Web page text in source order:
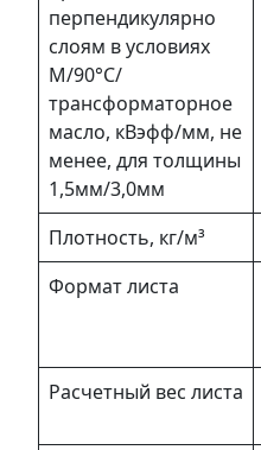
перпендикулярно
слоям в условиях
М/90°C/
трансформаторное
масло, кВэфф/мм, не
менее, для толщины
1,5мм/3,0мм
Плотность, кг/м³
Формат листа
Расчетный вес листа